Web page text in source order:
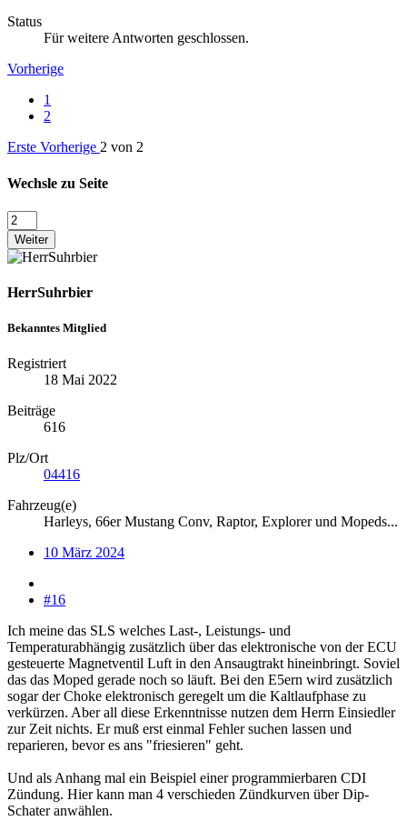
Status
Für weitere Antworten geschlossen.
Vorherige
1
2
Erste Vorherige 2 von 2
Wechsle zu Seite
Weiter
HerrSuhrbier
Bekanntes Mitglied
Registriert
18 Mai 2022
Beiträge
616
Plz/Ort
04416
Fahrzeug(e)
Harleys, 66er Mustang Conv, Raptor, Explorer und Mopeds...
10 März 2024
#16
Ich meine das SLS welches Last-, Leistungs- und
Temperaturabhängig zusätzlich über das elektronische von der ECU
gesteuerte Magnetventil Luft in den Ansaugtrakt hineinbringt. Soviel
das das Moped gerade noch so läuft. Bei den E5ern wird zusätzlich
sogar der Choke elektronisch geregelt um die Kaltlaufphase zu
verkürzen. Aber all diese Erkenntnisse nutzen dem Herrn Einsiedler
zur Zeit nichts. Er muß erst einmal Fehler suchen lassen und
reparieren, bevor es ans "friesieren" geht.
Und als Anhang mal ein Beispiel einer programmierbaren CDI
Zündung. Hier kann man 4 verschieden Zündkurven über Dip-
Schater anwählen.